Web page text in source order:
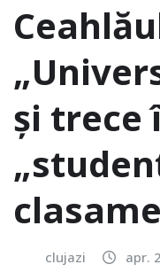
și trece
clujazi apr.